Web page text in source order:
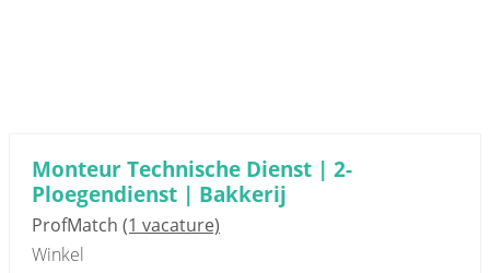
Monteur Technische Dienst | 2-
Ploegendienst | Bakkerij
ProfMatch (1 vacature)
Winkel